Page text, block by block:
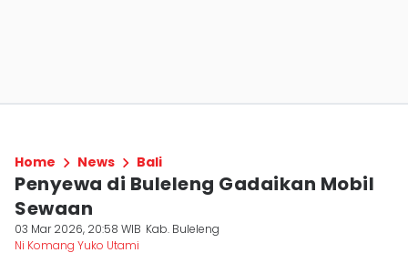
Home News Bali
Penyewa di Buleleng Gadaikan Mobil
Sewaan
03 Mar 2026, 20:58 WIB Kab. Buleleng
Ni Komang Yuko Utami